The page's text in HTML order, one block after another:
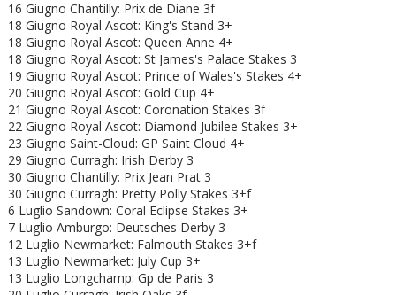
16 Giugno Chantilly: Prix de Diane 3f
18 Giugno Royal Ascot: King's Stand 3+
18 Giugno Royal Ascot: Queen Anne 4+
18 Giugno Royal Ascot: St James's Palace Stakes 3
19 Giugno Royal Ascot: Prince of Wales's Stakes 4+
20 Giugno Royal Ascot: Gold Cup 4+
21 Giugno Royal Ascot: Coronation Stakes 3f
22 Giugno Royal Ascot: Diamond Jubilee Stakes 3+
23 Giugno Saint-Cloud: GP Saint Cloud 4+
29 Giugno Curragh: Irish Derby 3
30 Giugno Chantilly: Prix Jean Prat 3
30 Giugno Curragh: Pretty Polly Stakes 3+f
6 Luglio Sandown: Coral Eclipse Stakes 3+
7 Luglio Amburgo: Deutsches Derby 3
12 Luglio Newmarket: Falmouth Stakes 3+f
13 Luglio Newmarket: July Cup 3+
13 Luglio Longchamp: Gp de Paris 3